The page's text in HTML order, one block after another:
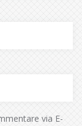
via E-